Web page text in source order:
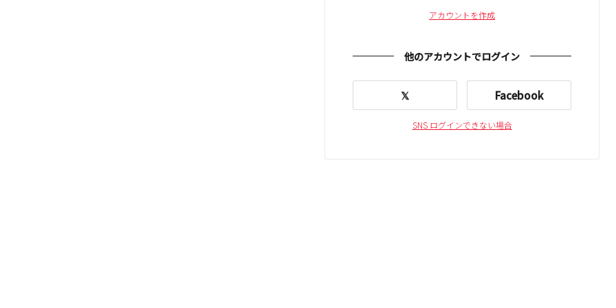
アカウントを作成
他のアカウントでログイン
𝕏 Facebook
SNS ログインできない場合